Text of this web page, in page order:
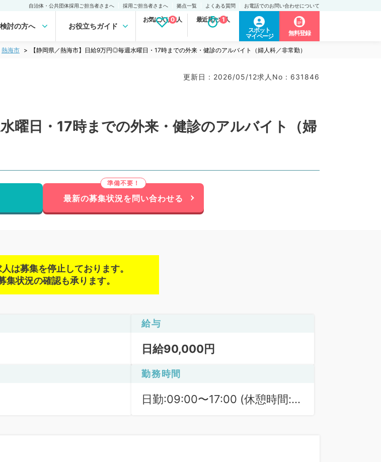
自治体・公共団体採用ご担当者さまへ 採用ご担当者さまへ 拠点一覧 よくある質問 お電話でのお問い合わせについて
討の方へ お役立ちガイド
お気に入り求人
0 最近見た求人
1
スポット
マイページ
無料登録
熱海市 【静岡県／熱海市】日給9万円◎毎週水曜日・17時までの外来・健診のアルバイト（婦人科／非常勤）
更新日 : 2026/05/12求人No : 631846
曜日・17時までの外来・健診のアルバイト（婦
最新の募集状況を問い合わせる
は募集を停止しております。
集状況の確認も承ります。
給与
日給90,000円
勤務時間
日勤:09:00〜17:00 (休憩時間: